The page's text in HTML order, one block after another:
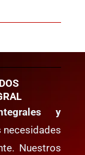
y
necesidades
Nuestros